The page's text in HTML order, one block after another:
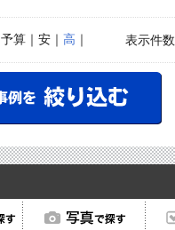
表示件数
予算｜安｜ 高 ｜